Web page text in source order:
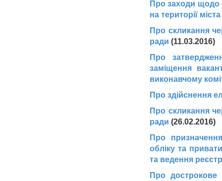
Про заходи щодо
на території міста
Про скликання
ради (11.03.2016)
Про
заміщення
виконавчому
Про здійснення
Про скликання
ради (26.02.2016)
Про
обліку та
та ведення
Про дострокове